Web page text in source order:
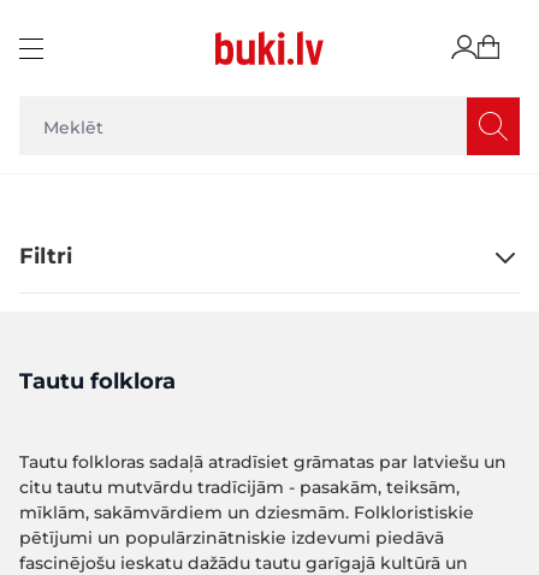
Filtri
Tautu folklora
Tautu folkloras sadaļā atradīsiet grāmatas par latviešu un
citu tautu mutvārdu tradīcijām - pasakām, teiksām,
mīklām, sakāmvārdiem un dziesmām. Folkloristiskie
pētījumi un populārzinātniskie izdevumi piedāvā
fascinējošu ieskatu dažādu tautu garīgajā kultūrā un